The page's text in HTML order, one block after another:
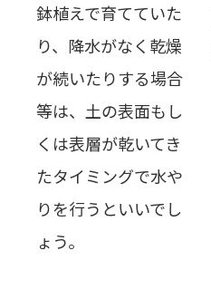
鉢植えで育てていた
り、降水がなく乾燥
が続いたりする場合
等は、土の表面もし
くは表層が乾いてき
たタイミングで水や
りを行うといいでし
ょう。